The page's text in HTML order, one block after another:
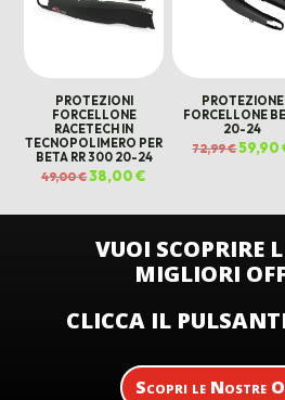
PROTEZIONI
FORCELLONE
RACETECH IN
TECNOPOLIMERO PER
BETA RR 300 20-24
49,00€Il
prezzo
49,00 €.
38,00€
38,00 €.
PROTEZIONE
FORCELLONE
20-24
72,99€Il
prezzo
59,90
VUOI SCOPRIRE
MIGLIORI
CLICCA IL
Scopri le Nostre